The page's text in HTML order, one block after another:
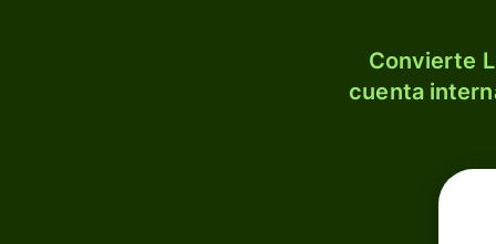
Convierte
cuenta